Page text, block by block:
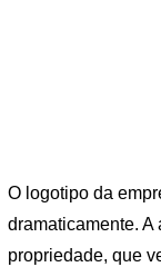
O logotipo da
dramaticamente.
propriedade, que